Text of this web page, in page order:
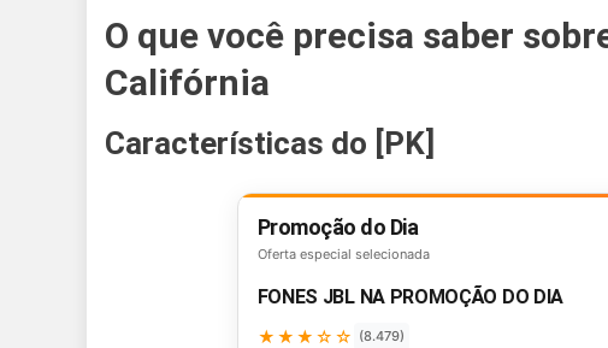
O que você precisa saber
Califórnia
Características do [PK]
Promoção do Dia
Oferta especial selecionada
FONES JBL NA PROMOÇÃO DO DIA
★★★☆☆ (8.479)